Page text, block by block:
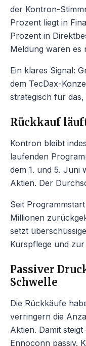
der Kontron-
Prozent liegt in
Prozent in
Meldung waren
Ein klares Signal:
dem TecDax-
strategisch für
Rückkauf
Kontron bleibt
laufenden
dem 1. und 5. Juni
Aktien. Der
Seit
Millionen
setzt
Kurspflege und
Passiver
Schwelle
Die Rückkäufe
verringern die
Aktien. Damit
Ennoconn passiv.